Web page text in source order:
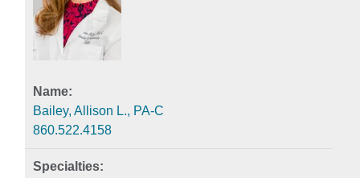
Bailey, Allison L., PA-C
860.522.4158